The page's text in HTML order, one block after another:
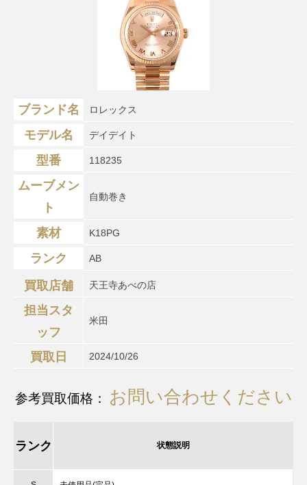
ブランド名 ロレックス
モデル名 デイデイト
型番 118235
ムーブメン
ト
自動巻き
素材 K18PG
ランク AB
買取店舗 天王寺あべの店
担当スタ
ッフ
米田
買取日 2024/10/26
参考買取価格： お問い合わせください
ランク 状態説明